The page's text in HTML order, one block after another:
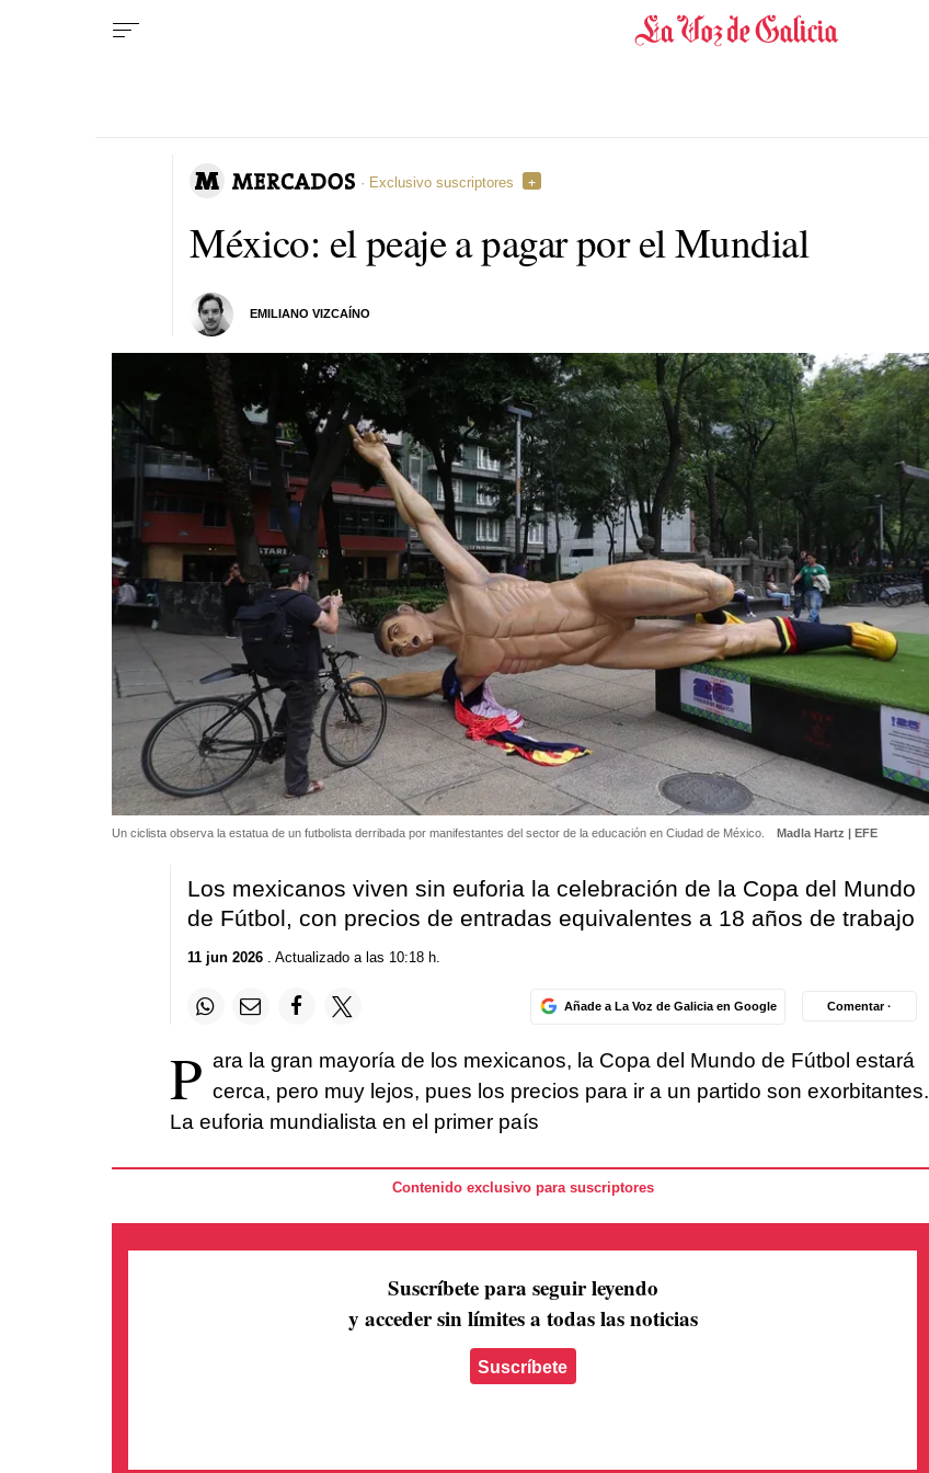
México: el peaje a pagar por el Mundial
EMILIANO VIZCAÍNO
· Exclusivo suscriptores
Un ciclista observa la estatua de un futbolista derribada por manifestantes del sector de la educación en Ciudad de México. Madla Hartz | EFE
Los mexicanos viven sin euforia la celebración de la Copa del Mundo
de Fútbol, con precios de entradas equivalentes a 18 años de trabajo
11 jun 2026. Actualizado a las 10:18 h.
Añade a La Voz de Galicia en Google Comentar ·
P ara la gran mayoría de los mexicanos, la Copa del Mundo de Fútbol estará
cerca, pero muy lejos, pues los precios para ir a un partido son exorbitantes.
La euforia mundialista en el primer país
Contenido exclusivo para suscriptores
Suscríbete para seguir leyendo
y acceder sin límites a todas las noticias
Suscríbete